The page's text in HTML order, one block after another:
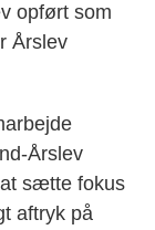
opført som
Årslev
Årslev
sætte fokus
aftryk på